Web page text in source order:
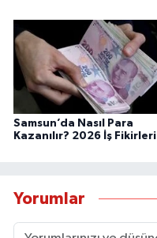
Samsun’da Nasıl Para
Kazanılır? 2026 İş Fikirleri
Yorumlar